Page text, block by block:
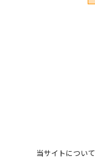
当サイトについて